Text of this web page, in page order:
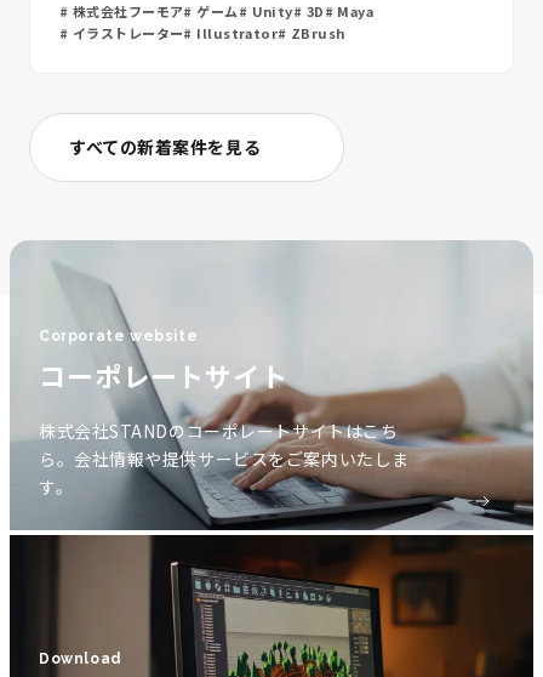
株式会社フーモア ゲーム Unity 3D Maya
イラストレーター
Illustrator ZBrush
すべての新着案件を見る
Corporate website
コーポレートサイト
株式会社STANDのコーポレートサイトはこち
ら。会社情報や提供サービスをご案内いたしま
す。
Download